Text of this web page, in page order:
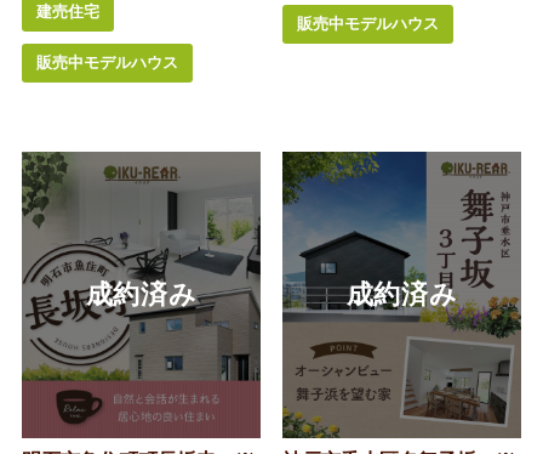
建売住宅
販売中モデルハウス
販売中モデルハウス